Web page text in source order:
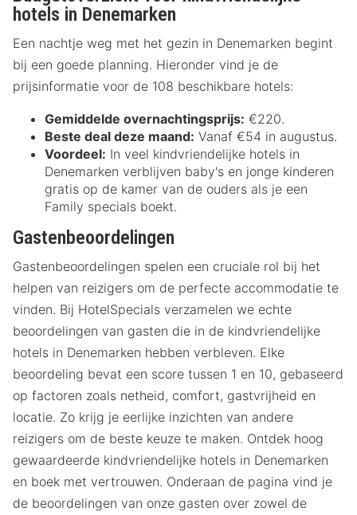
hotels in Denemarken
Een nachtje weg met het gezin in Denemarken begint
bij een goede planning. Hieronder vind je de
prijsinformatie voor de 108 beschikbare hotels:
Gemiddelde overnachtingsprijs: €220.
Beste deal deze maand: Vanaf €54 in augustus.
Voordeel: In veel kindvriendelijke hotels in
Denemarken verblijven baby's en jonge kinderen
gratis op de kamer van de ouders als je een
Family specials boekt.
Gastenbeoordelingen
Gastenbeoordelingen spelen een cruciale rol bij het
helpen van reizigers om de perfecte accommodatie te
vinden. Bij HotelSpecials verzamelen we echte
beoordelingen van gasten die in de kindvriendelijke
hotels in Denemarken hebben verbleven. Elke
beoordeling bevat een score tussen 1 en 10, gebaseerd
op factoren zoals netheid, comfort, gastvrijheid en
locatie. Zo krijg je eerlijke inzichten van andere
reizigers om de beste keuze te maken. Ontdek hoog
gewaardeerde kindvriendelijke hotels in Denemarken
en boek met vertrouwen. Onderaan de pagina vind je
de beoordelingen van onze gasten over zowel de